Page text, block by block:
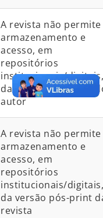
A revista não
armazenamento e
acesso, em
repositórios
institucionais/digitais,
da versão pós-print
autor
A revista não
armazenamento e
acesso, em
repositórios
institucionais/digitais,
da versão pós-print
revista